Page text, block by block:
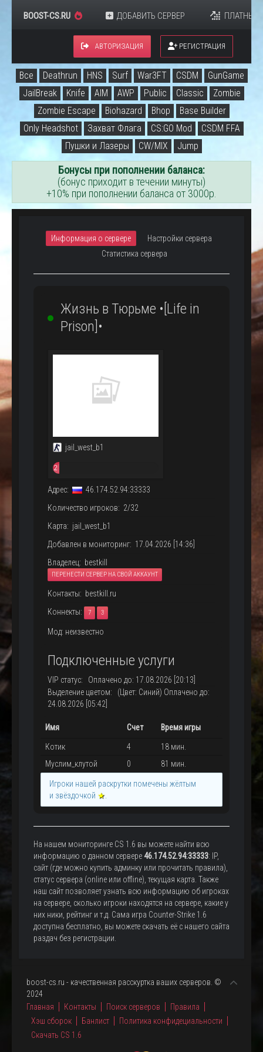
BOOST-CS.RU ДОБАВИТЬ СЕРВЕР ПЛАТНЫЕ
АВТОРИЗАЦИЯ РЕГИСТРАЦИЯ
Все Deathrun HNS Surf War3FT CSDM
GunGame
JailBreak
Knife AIM AWP Public Classic
Zombie
Zombie Escape
Biohazard Bhop
Base Builder
Only Headshot
Захват Флага CS:GO Mod
CSDM FFA
Пушки и Лазеры
CW/MIX Jump
Бонусы при пополнении баланса:
(бонус приходит в течении минуты)
+10% при пополнении баланса от 3000р.
Информация о сервере
Настройки сервера
Статистика сервера
Жизнь в Тюрьме •[Life in
Prison]•
jail_west_b1
2
32
Адрес:
46.174.52.94:33333
Количество игроков: 2/32
Карта: jail_west_b1
Добавлен в мониторинг: 17.04.2026 [14:36]
Владелец: bestkill
ПЕРЕНЕСТИ СЕРВЕР НА СВОЙ АККАУНТ
Контакты: bestkill.ru
Коннекты:
7 3
Мод: неизвестно
Подключенные услуги
VIP статус: Оплачено до: 17.08.2026 [20:13]
Выделение цветом: (Цвет: Синий) Оплачено до:
24.08.2026 [05:42]
Имя Счет Время игры
Котик 4
18 мин.
Муслим_клутой
0 81 мин.
Игроки нашей раскрутки помечены жёлтым
и звёздочкой ★
На нашем мониторинге CS 1.6 вы можете найти всю
информацию о данном сервере46.174.52.94:33333: IP,
сайт (где можно купить админку или прочитать правила),
статус сервера (online или offline), текущая карта. Также
наш сайт позволяет узнать всю информацию об игроках
на сервере, сколько игроки находятся на сервере, какие у
них ники, рейтинг и т.д. Сама игра Counter-Strike 1.6
доступна бесплатно, вы можете скачать её с нашего сайта
раздач без регистрации.
boost-cs.ru - качественная расскуртка ваших серверов. ©
2024
Главная
Контакты Поиск серверов
Правила
Хэш сборок
Банлист
Политика конфидециальности
Скачать CS 1.6